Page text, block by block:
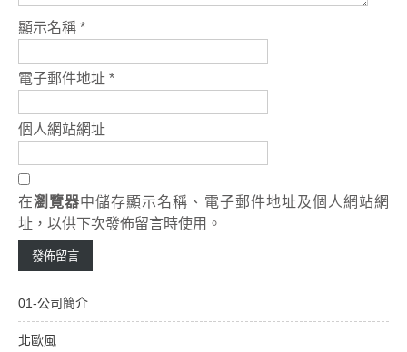
顯示名稱 *
電子郵件地址 *
個人網站網址
在瀏覽器中儲存顯示名稱、電子郵件地址及個人網站網
址，以供下次發佈留言時使用。
01-公司簡介
北歐風